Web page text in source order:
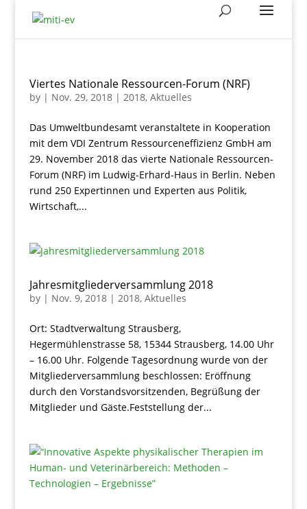
Viertes Nationale Ressourcen-Forum (NRF)
by | Nov. 29, 2018| 2018, Aktuelles
Das Umweltbundesamt veranstaltete in Kooperation
mit dem VDI Zentrum Ressourceneffizienz GmbH am
29. November 2018 das vierte Nationale Ressourcen-
Forum (NRF) im Ludwig-Erhard-Haus in Berlin. Neben
rund 250 Expertinnen und Experten aus Politik,
Wirtschaft,...
Jahresmitgliederversammlung 2018
by | Nov. 9, 2018| 2018, Aktuelles
Ort: Stadtverwaltung Strausberg,
Hegermühlenstrasse 58, 15344 Strausberg, 14.00 Uhr
– 16.00 Uhr. Folgende Tagesordnung wurde von der
Mitgliederversammlung beschlossen: Eröffnung
durch den Vorstandsvorsitzenden, Begrüßung der
Mitglieder und Gäste.Feststellung der...